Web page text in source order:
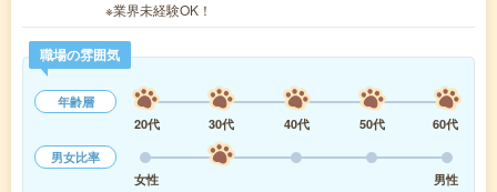
※業界未経験OK！
職場の雰囲気
年齢層
20代
30代 40代 50代
60代
男女比率
女性
男性